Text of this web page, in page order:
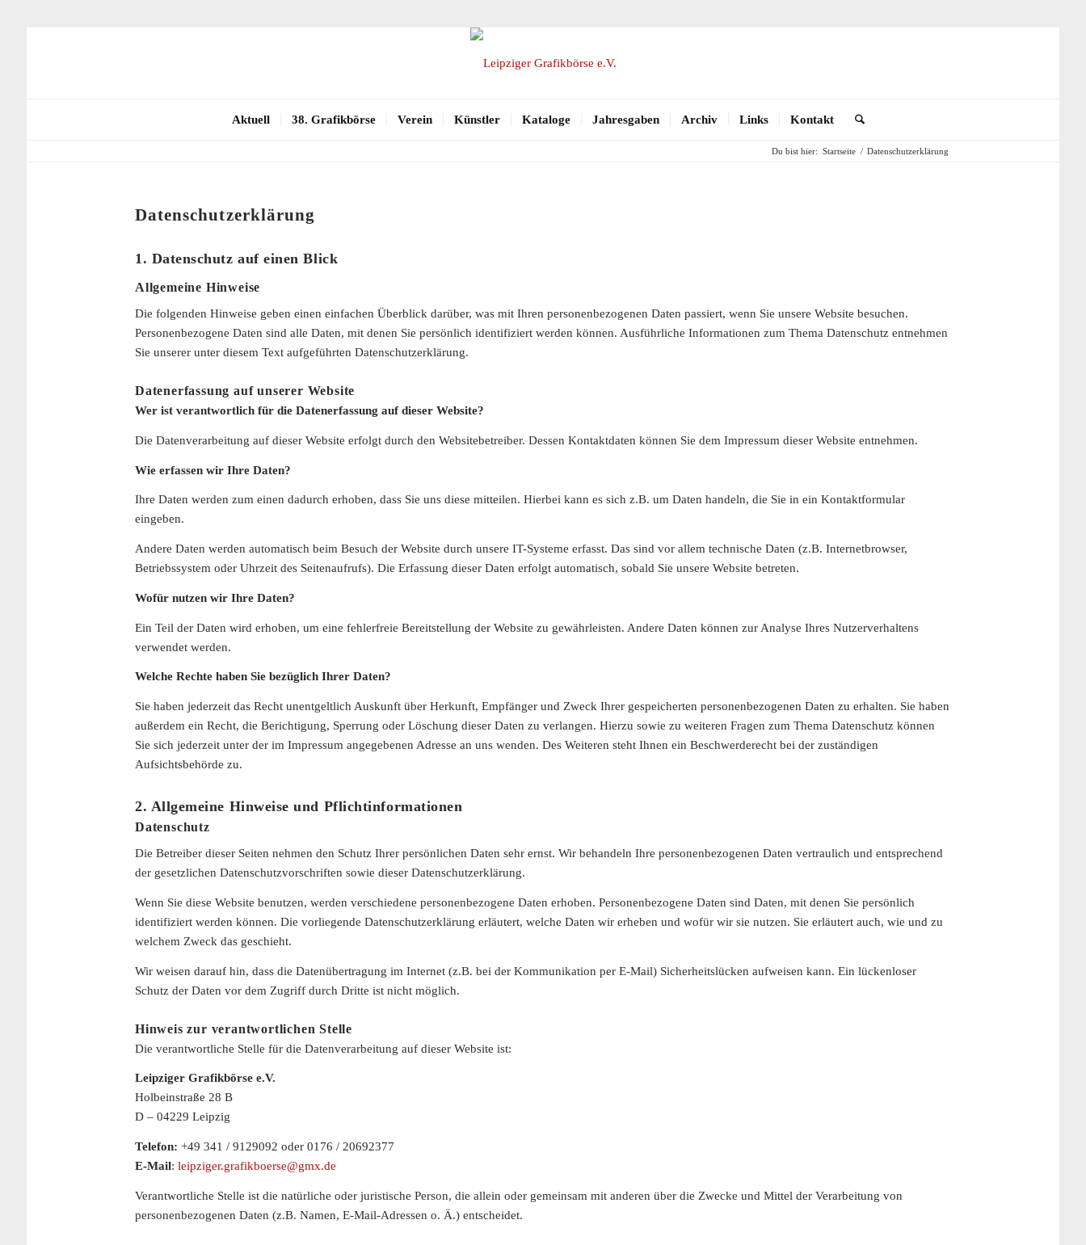
Aktuell 38. Grafikbörse Verein Künstler Kataloge Jahresgaben Archiv Links Kontakt
Du bist hier: Startseite / Datenschutzerklärung
Datenschutzerklärung
1. Datenschutz auf einen Blick
Allgemeine Hinweise
Die folgenden Hinweise geben einen einfachen Überblick darüber, was mit Ihren personenbezogenen Daten passiert, wenn Sie unsere Website besuchen.
Personenbezogene Daten sind alle Daten, mit denen Sie persönlich identifiziert werden können. Ausführliche Informationen zum Thema Datenschutz entnehmen
Sie unserer unter diesem Text aufgeführten Datenschutzerklärung.
Datenerfassung auf unserer Website
Wer ist verantwortlich für die Datenerfassung auf dieser Website?
Die Datenverarbeitung auf dieser Website erfolgt durch den Websitebetreiber. Dessen Kontaktdaten können Sie dem Impressum dieser Website entnehmen.
Wie erfassen wir Ihre Daten?
Ihre Daten werden zum einen dadurch erhoben, dass Sie uns diese mitteilen. Hierbei kann es sich z.B. um Daten handeln, die Sie in ein Kontaktformular
eingeben.
Andere Daten werden automatisch beim Besuch der Website durch unsere IT-Systeme erfasst. Das sind vor allem technische Daten (z.B. Internetbrowser,
Betriebssystem oder Uhrzeit des Seitenaufrufs). Die Erfassung dieser Daten erfolgt automatisch, sobald Sie unsere Website betreten.
Wofür nutzen wir Ihre Daten?
Ein Teil der Daten wird erhoben, um eine fehlerfreie Bereitstellung der Website zu gewährleisten. Andere Daten können zur Analyse Ihres Nutzerverhaltens
verwendet werden.
Welche Rechte haben Sie bezüglich Ihrer Daten?
Sie haben jederzeit das Recht unentgeltlich Auskunft über Herkunft, Empfänger und Zweck Ihrer gespeicherten personenbezogenen Daten zu erhalten. Sie haben
außerdem ein Recht, die Berichtigung, Sperrung oder Löschung dieser Daten zu verlangen. Hierzu sowie zu weiteren Fragen zum Thema Datenschutz können
Sie sich jederzeit unter der im Impressum angegebenen Adresse an uns wenden. Des Weiteren steht Ihnen ein Beschwerderecht bei der zuständigen
Aufsichtsbehörde zu.
2. Allgemeine Hinweise und Pflichtinformationen
Datenschutz
Die Betreiber dieser Seiten nehmen den Schutz Ihrer persönlichen Daten sehr ernst. Wir behandeln Ihre personenbezogenen Daten vertraulich und entsprechend
der gesetzlichen Datenschutzvorschriften sowie dieser Datenschutzerklärung.
Wenn Sie diese Website benutzen, werden verschiedene personenbezogene Daten erhoben. Personenbezogene Daten sind Daten, mit denen Sie persönlich
identifiziert werden können. Die vorliegende Datenschutzerklärung erläutert, welche Daten wir erheben und wofür wir sie nutzen. Sie erläutert auch, wie und zu
welchem Zweck das geschieht.
Wir weisen darauf hin, dass die Datenübertragung im Internet (z.B. bei der Kommunikation per E-Mail) Sicherheitslücken aufweisen kann. Ein lückenloser
Schutz der Daten vor dem Zugriff durch Dritte ist nicht möglich.
Hinweis zur verantwortlichen Stelle
Die verantwortliche Stelle für die Datenverarbeitung auf dieser Website ist:
Leipziger Grafikbörse e.V.
Holbeinstraße 28 B
D – 04229 Leipzig
Telefon: +49 341 / 9129092 oder 0176 / 20692377
E-Mail: leipziger.grafikboerse@gmx.de
Verantwortliche Stelle ist die natürliche oder juristische Person, die allein oder gemeinsam mit anderen über die Zwecke und Mittel der Verarbeitung von
personenbezogenen Daten (z.B. Namen, E-Mail-Adressen o. Ä.) entscheidet.